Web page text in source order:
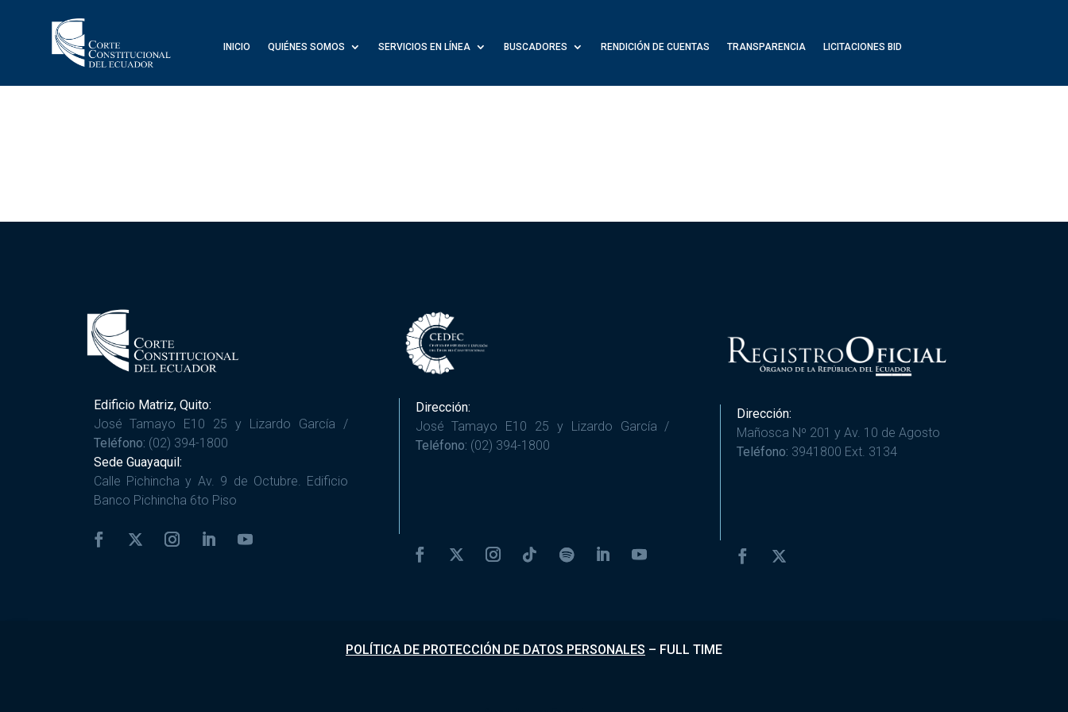
INICIO QUIÉNES SOMOS SERVICIOS EN LÍNEA BUSCADORES RENDICIÓN DE CUENTAS TRANSPARENCIA LICITACIONES BID
Edificio Matriz, Quito:
José Tamayo E10 25 y Lizardo García /
Teléfono: (02) 394-1800
Sede Guayaquil:
Calle Pichincha y Av. 9 de Octubre. Edificio
Banco Pichincha 6to Piso
Dirección:
José Tamayo E10 25 y Lizardo García /
Teléfono: (02) 394-1800
Dirección:
Mañosca Nº 201 y Av. 10 de Agosto
Teléfono: 3941800 Ext. 3134
POLÍTICA DE PROTECCIÓN DE DATOS PERSONALES – FULL TIME